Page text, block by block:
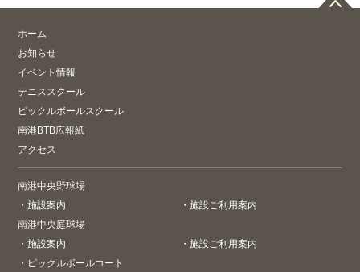
ホーム
お知らせ
イベント情報
テニススクール
ピックルボールスクール
南港BTB広報紙
アクセス
南港中央野球場
・施設案内 ・ 施設ご利用案内
南港中央庭球場
・施設案内 ・ 施設ご利用案内
・ ピックルボールコート